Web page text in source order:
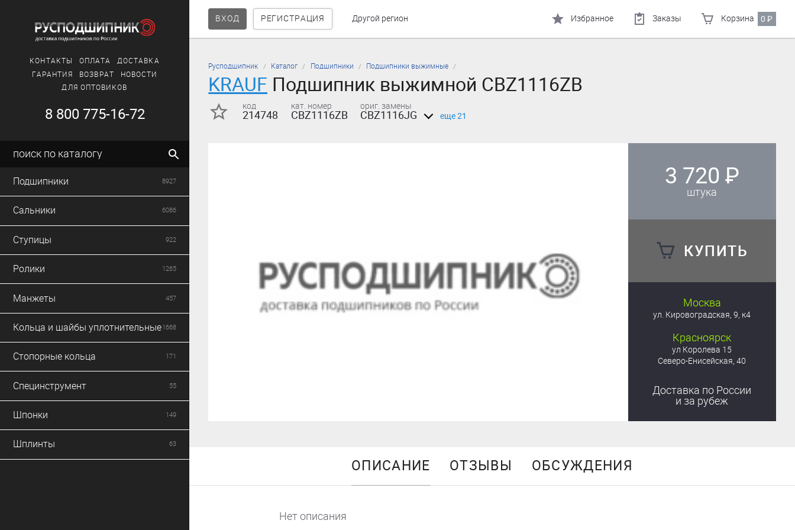
ВХОД РЕГИСТРАЦИЯ Другой регион Избранное Заказы Корзина 0₽
КОНТАКТЫ ОПЛАТА
ДОСТАВКА
ГАРАНТИЯ
ВОЗВРАТ
НОВОСТИ
ДЛЯ ОПТОВИКОВ
8 800 775-16-72
поиск по каталогу
Подшипники 8927
Сальники 6086
Ступицы 922
Ролики 1265
Манжеты 457
Кольца и шайбы уплотнительные1668
Стопорные кольца 171
Специнструмент 55
Шпонки 149
Шплинты 63
Русподшипник Каталог Подшипники Подшипники выжимные
KRAUF Подшипник выжимной CBZ1116ZB
код
214748
кат. номер
CBZ1116ZB
ориг. замены
CBZ1116JG еще 21
3 720 ₽
штука
КУПИТЬ
Москва
ул. Кировоградская, 9, к4
Красноярск
ул Королева 15
Северо-Енисейская, 40
Доставка по России
и за рубеж
ОПИСАНИЕ ОТЗЫВЫ ОБСУЖДЕНИЯ
Нет описания